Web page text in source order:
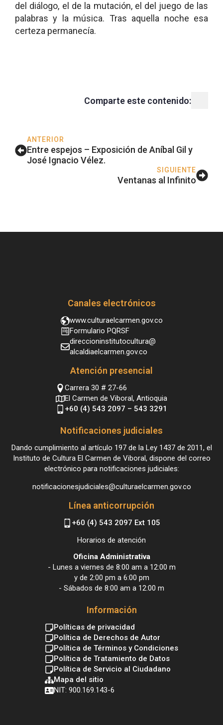
del diálogo, el de la mutación, el del juego de las
palabras y la música. Tras aquella noche esa
certeza permanecía.
Comparte este contenido:
ANTERIOR
Entre espejos – Exposición de Aníbal Gil y
José Ignacio Vélez.
SIGUIENTE
Ventanas al Infinito
Canales electrónicos
www.culturaelcarmen.gov.co
Formulario PQRSF
direccioninstitutocultura@
alcaldiaelcarmen.gov.co
Atención presencial
Carrera 30 # 27-66
El Carmen de Viboral, Antioquia
+60 (4) 543 2097 – 543 3291
Notificaciones judiciales
Dando cumplimiento al artículo 197 de la Ley 1437 de 2011, el
Instituto de Cultura El Carmen de Viboral, dispone del correo
electrónico para notificaciones judiciales:
notificacionesjudiciales@culturaelcarmen.gov.co
Línea anticorrupción
+60 (4) 543 2097 Ext 105
Horarios de atención
Oficina Administrativa
- Lunes a viernes de 8:00 am a 12:00 m
y de 2:00 pm a 6:00 pm
- Sábados de 8:00 am a 12:00 m
Información
Políticas de privacidad
Política de Derechos de Autor
Política de Términos y Condiciones
Política de Tratamiento de Datos
Política de Servicio al Ciudadano
Mapa del sitio
NIT: 900.169.143-6